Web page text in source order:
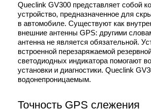
Queclink GV300 представляет собой
устройство, предназначенное для
в автомобиле. Существуют как
внешние антенны GPS: другими
антенна не является обязательной.
встроенной перезаряжаемой
светодиодных индикатора помогают
установки и диагностики. Queclink
водонепроницаемым.
Точность GPS слежения